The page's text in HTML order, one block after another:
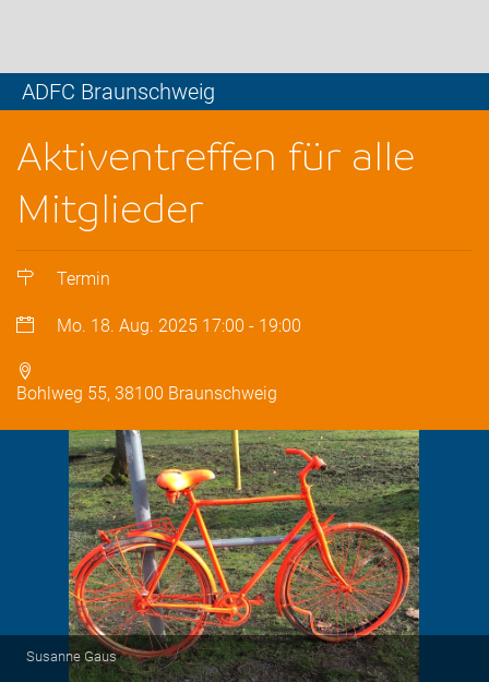
ADFC Braunschweig
Aktiventreffen für alle
Mitglieder
Termin
Mo. 18. Aug. 2025 17:00 - 19:00
Bohlweg 55, 38100 Braunschweig
Susanne Gaus